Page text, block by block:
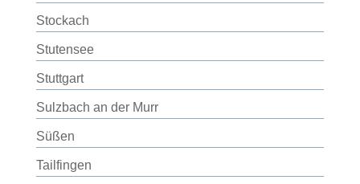
Stockach
Stutensee
Stuttgart
Sulzbach an der Murr
Süßen
Tailfingen